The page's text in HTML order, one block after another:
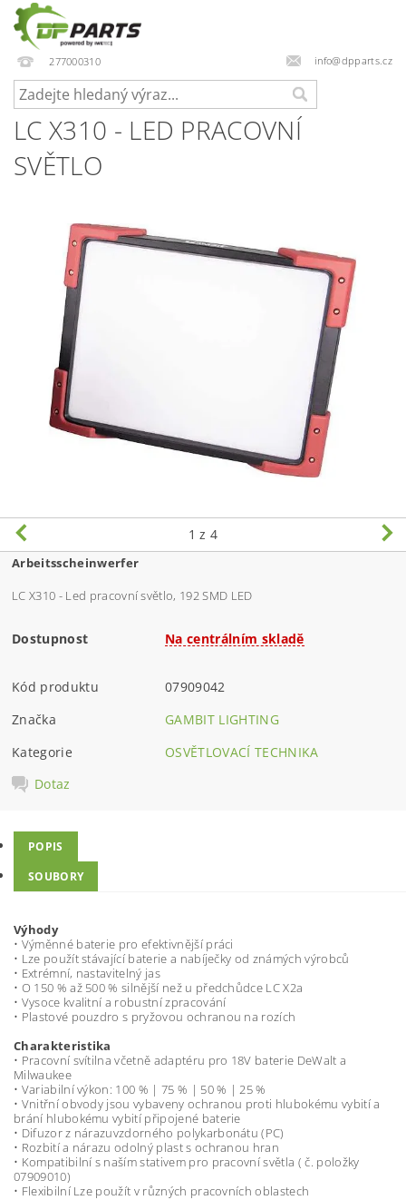
277000310 info@dpparts.cz
LC X310 - LED PRACOVNÍ
SVĚTLO
1 z 4
Arbeitsscheinwerfer
LC X310 - Led pracovní světlo, 192 SMD LED
Dostupnost Na centrálním skladě
Kód produktu
07909042
Značka
GAMBIT LIGHTING
Kategorie
OSVĚTLOVACÍ TECHNIKA
Dotaz
POPIS
SOUBORY
Výhody
• Výměnné baterie pro efektivnější práci
• Lze použít stávající baterie a nabíječky od známých výrobců
• Extrémní, nastavitelný jas
• O 150 % až 500 % silnější než u předchůdce LC X2a
• Vysoce kvalitní a robustní zpracování
• Plastové pouzdro s pryžovou ochranou na rozích
Charakteristika
• Pracovní svítilna včetně adaptéru pro 18V baterie DeWalt a
Milwaukee
• Variabilní výkon: 100 % | 75 % | 50 % | 25 %
• Vnitřní obvody jsou vybaveny ochranou proti hlubokému vybití a
brání hlubokému vybití připojené baterie
• Difuzor z nárazuvzdorného polykarbonátu (PC)
• Rozbití a nárazu odolný plast s ochranou hran
• Kompatibilní s naším stativem pro pracovní světla ( č. položky
07909010)
• Flexibilní Lze použít v různých pracovních oblastech